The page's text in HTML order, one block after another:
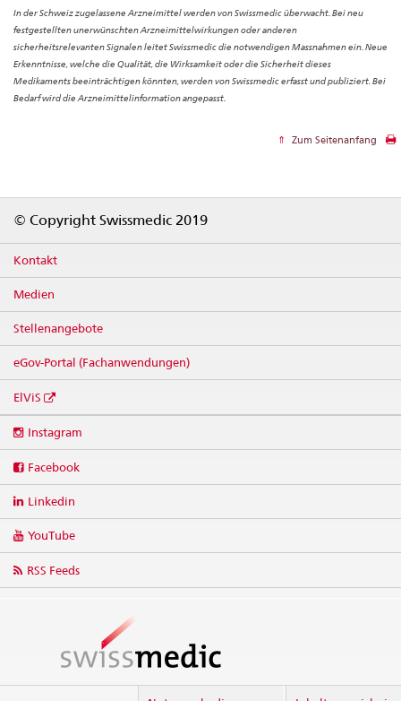
In der Schweiz zugelassene Arzneimittel werden von Swissmedic überwacht. Bei neu
festgestellten unerwünschten Arzneimittelwirkungen oder anderen
sicherheitsrelevanten Signalen leitet Swissmedic die notwendigen Massnahmen ein. Neue
Erkenntnisse, welche die Qualität, die Wirksamkeit oder die Sicherheit dieses
Medikaments beeinträchtigen könnten, werden von Swissmedic erfasst und publiziert. Bei
Bedarf wird die Arzneimittelinformation angepasst.
Zum Seitenanfang
© Copyright Swissmedic 2019
Kontakt
Medien
Stellenangebote
eGov-Portal (Fachanwendungen)
ElViS
media
Instagram
Facebook
Linkedin
YouTube
RSS Feeds